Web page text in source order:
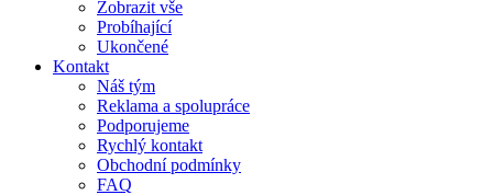
Zobrazit vše
Probíhající
Ukončené
Kontakt
Náš tým
Reklama a spolupráce
Podporujeme
Rychlý kontakt
Obchodní podmínky
FAQ